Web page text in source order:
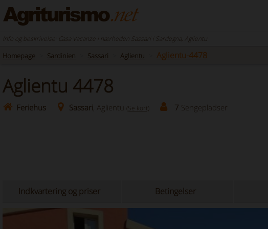
Info og beskrivelse: Casa Vacanze i nærheden Sassari i Sardegna, Aglientu
Homepage Sardinien Sassari Aglientu Aglientu-4478
Aglientu 4478
Feriehus Sassari, Aglientu (Se kort) 7 Sengepladser
Indkvartering og priser Betingelser